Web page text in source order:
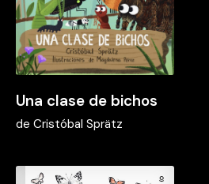
Una clase de bichos
de Cristóbal Sprätz